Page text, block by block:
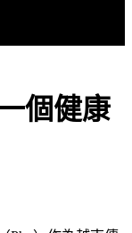
個健康